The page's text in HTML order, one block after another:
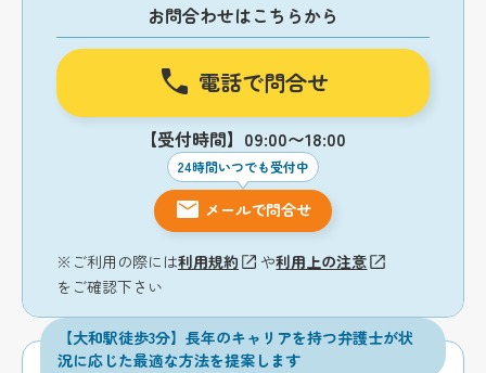
お問合わせはこちらから
電話で問合せ
【受付時間】09:00〜18:00
24時間いつでも受付中
メールで問合せ
※ご利用の際には利用規約 や利用上の注意
をご確認下さい
【大和駅徒歩3分】長年のキャリアを持つ弁護士が状
況に応じた最適な方法を提案します